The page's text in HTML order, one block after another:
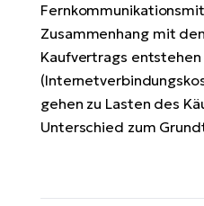
Zusammenhang mit
Kaufvertrags entstehen
gehen zu Lasten des
Unterschied zum